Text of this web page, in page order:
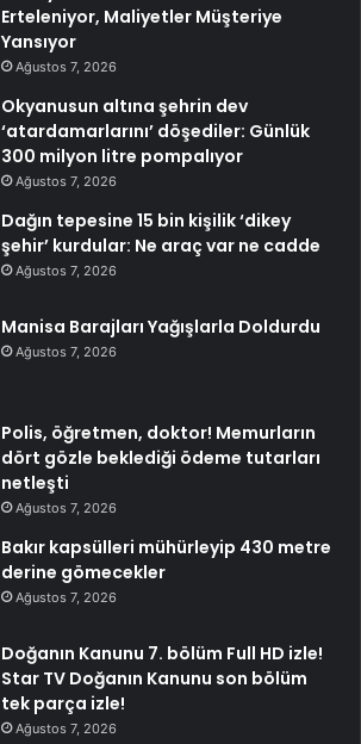
Erteleniyor, Maliyetler Müşteriye
Yansıyor
Ağustos 7, 2026
Okyanusun altına şehrin dev
‘atardamarlarını’ döşediler: Günlük
300 milyon litre pompalıyor
Ağustos 7, 2026
Dağın tepesine 15 bin kişilik ‘dikey
şehir’ kurdular: Ne araç var ne cadde
Ağustos 7, 2026
Manisa Barajları Yağışlarla Doldurdu
Ağustos 7, 2026
Polis, öğretmen, doktor! Memurların
dört gözle beklediği ödeme tutarları
netleşti
Ağustos 7, 2026
Bakır kapsülleri mühürleyip 430 metre
derine gömecekler
Ağustos 7, 2026
Doğanın Kanunu 7. bölüm Full HD izle!
Star TV Doğanın Kanunu son bölüm
tek parça izle!
Ağustos 7, 2026